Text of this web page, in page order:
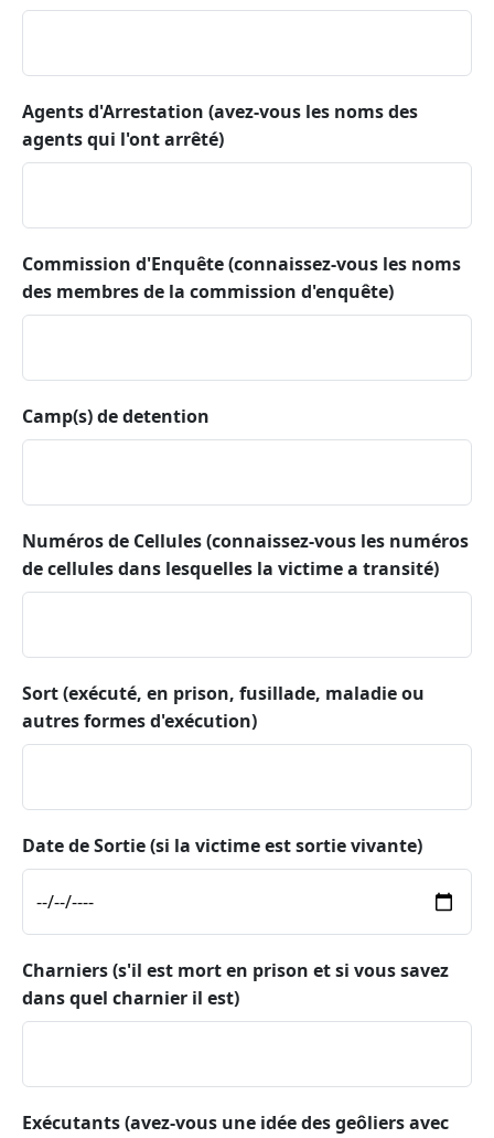
Agents d'Arrestation (avez-vous les noms des
agents qui l'ont arrêté)
Commission d'Enquête (connaissez-vous les noms
des membres de la commission d'enquête)
Camp(s) de detention
Numéros de Cellules (connaissez-vous les numéros
de cellules dans lesquelles la victime a transité)
Sort (exécuté, en prison, fusillade, maladie ou
autres formes d'exécution)
Date de Sortie (si la victime est sortie vivante)
Charniers (s'il est mort en prison et si vous savez
dans quel charnier il est)
Exécutants (avez-vous une idée des geôliers avec